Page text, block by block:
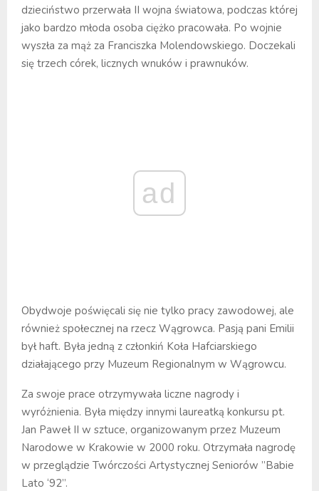
dzieciństwo przerwała II wojna światowa, podczas której
jako bardzo młoda osoba ciężko pracowała. Po wojnie
wyszła za mąż za Franciszka Molendowskiego. Doczekali
się trzech córek, licznych wnuków i prawnuków.
ad
Obydwoje poświęcali się nie tylko pracy zawodowej, ale
również społecznej na rzecz Wągrowca. Pasją pani Emilii
był haft. Była jedną z członkiń Koła Hafciarskiego
działającego przy Muzeum Regionalnym w Wągrowcu.
Za swoje prace otrzymywała liczne nagrody i
wyróżnienia. Była między innymi laureatką konkursu pt.
Jan Paweł II w sztuce, organizowanym przez Muzeum
Narodowe w Krakowie w 2000 roku. Otrzymała nagrodę
w przeglądzie Twórczości Artystycznej Seniorów ”Babie
Lato ‘92”.